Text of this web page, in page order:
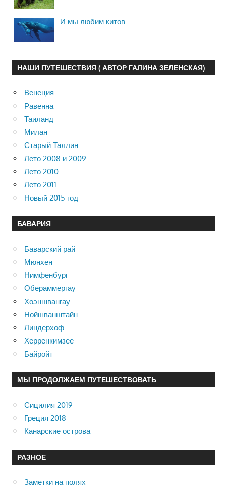
И мы любим китов
НАШИ ПУТЕШЕСТВИЯ ( АВТОР ГАЛИНА ЗЕЛЕНСКАЯ)
Венеция
Равенна
Таиланд
Милан
Старый Таллин
Лето 2008 и 2009
Лето 2010
Лето 2011
Новый 2015 год
БАВАРИЯ
Баварский рай
Мюнхен
Нимфенбург
Обераммергау
Хоэншвангау
Нойшванштайн
Линдерхоф
Херренкимзее
Байройт
МЫ ПРОДОЛЖАЕМ ПУТЕШЕСТВОВАТЬ
Сицилия 2019
Греция 2018
Канарские острова
РАЗНОЕ
Заметки на полях